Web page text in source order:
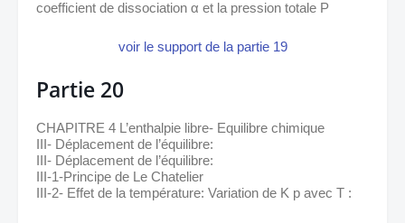
coefficient de dissociation α et la pression totale P
voir le support de la partie 19
Partie 20
CHAPITRE 4 L’enthalpie libre- Equilibre chimique
III- Déplacement de l’équilibre:
III- Déplacement de l’équilibre:
III-1-Principe de Le Chatelier
III-2- Effet de la température: Variation de K p avec T :